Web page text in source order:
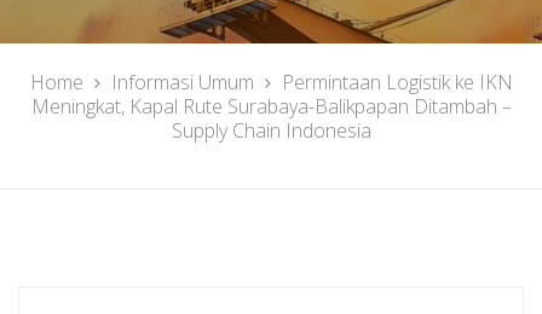
Home Informasi Umum
Permintaan Logistik ke IKN
Meningkat, Kapal Rute Surabaya-Balikpapan Ditambah –
Supply Chain Indonesia